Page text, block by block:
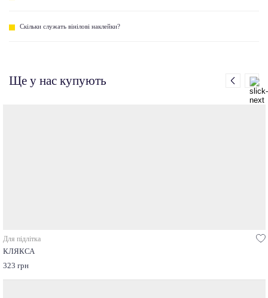
Скільки служать вінілові наклейки?
Ще у нас купують
Для підлітка
КЛЯКСА
323 грн